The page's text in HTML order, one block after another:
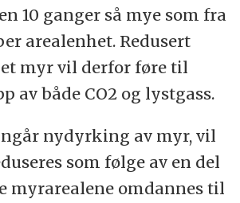
10 ganger så mye som fra
arealenhet. Redusert
myr vil derfor føre til
av både CO2 og lystgass.
nydyrking av myr, vil
som følge av en del
myrarealene omdannes til